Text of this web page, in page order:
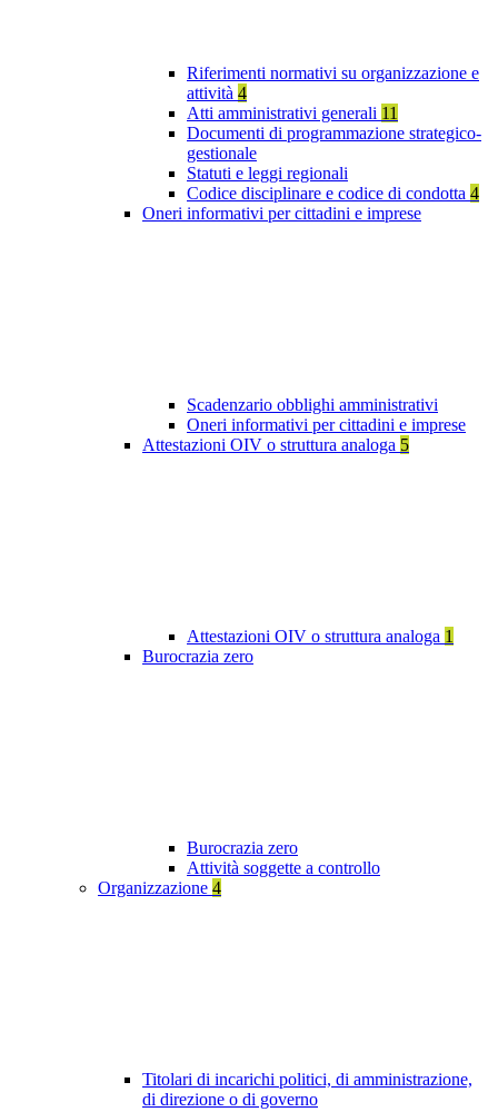
Riferimenti normativi su organizzazione e
attività 4
Atti amministrativi generali 11
Documenti di programmazione strategico-
gestionale
Statuti e leggi regionali
Codice disciplinare e codice di condotta 4
Oneri informativi per cittadini e imprese
Scadenzario obblighi amministrativi
Oneri informativi per cittadini e imprese
Attestazioni OIV o struttura analoga 5
Attestazioni OIV o struttura analoga 1
Burocrazia zero
Burocrazia zero
Attività soggette a controllo
Organizzazione 4
Titolari di incarichi politici, di amministrazione,
di direzione o di governo